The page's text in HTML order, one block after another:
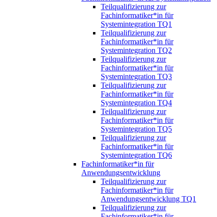
Teilqualifizierung zur
Fachinformatiker*in für
Systemintegration TQ1
Teilqualifizierung zur
Fachinformatiker*in für
Systemintegration TQ2
Teilqualifizierung zur
Fachinformatiker*in für
Systemintegration TQ3
Teilqualifizierung zur
Fachinformatiker*in für
Systemintegration TQ4
Teilqualifizierung zur
Fachinformatiker*in für
Systemintegration TQ5
Teilqualifizierung zur
Fachinformatiker*in für
Systemintegration TQ6
Fachinformatiker*in für
Anwendungsentwicklung
Teilqualifizierung zur
Fachinformatiker*in für
Anwendungsentwicklung TQ1
Teilqualifizierung zur